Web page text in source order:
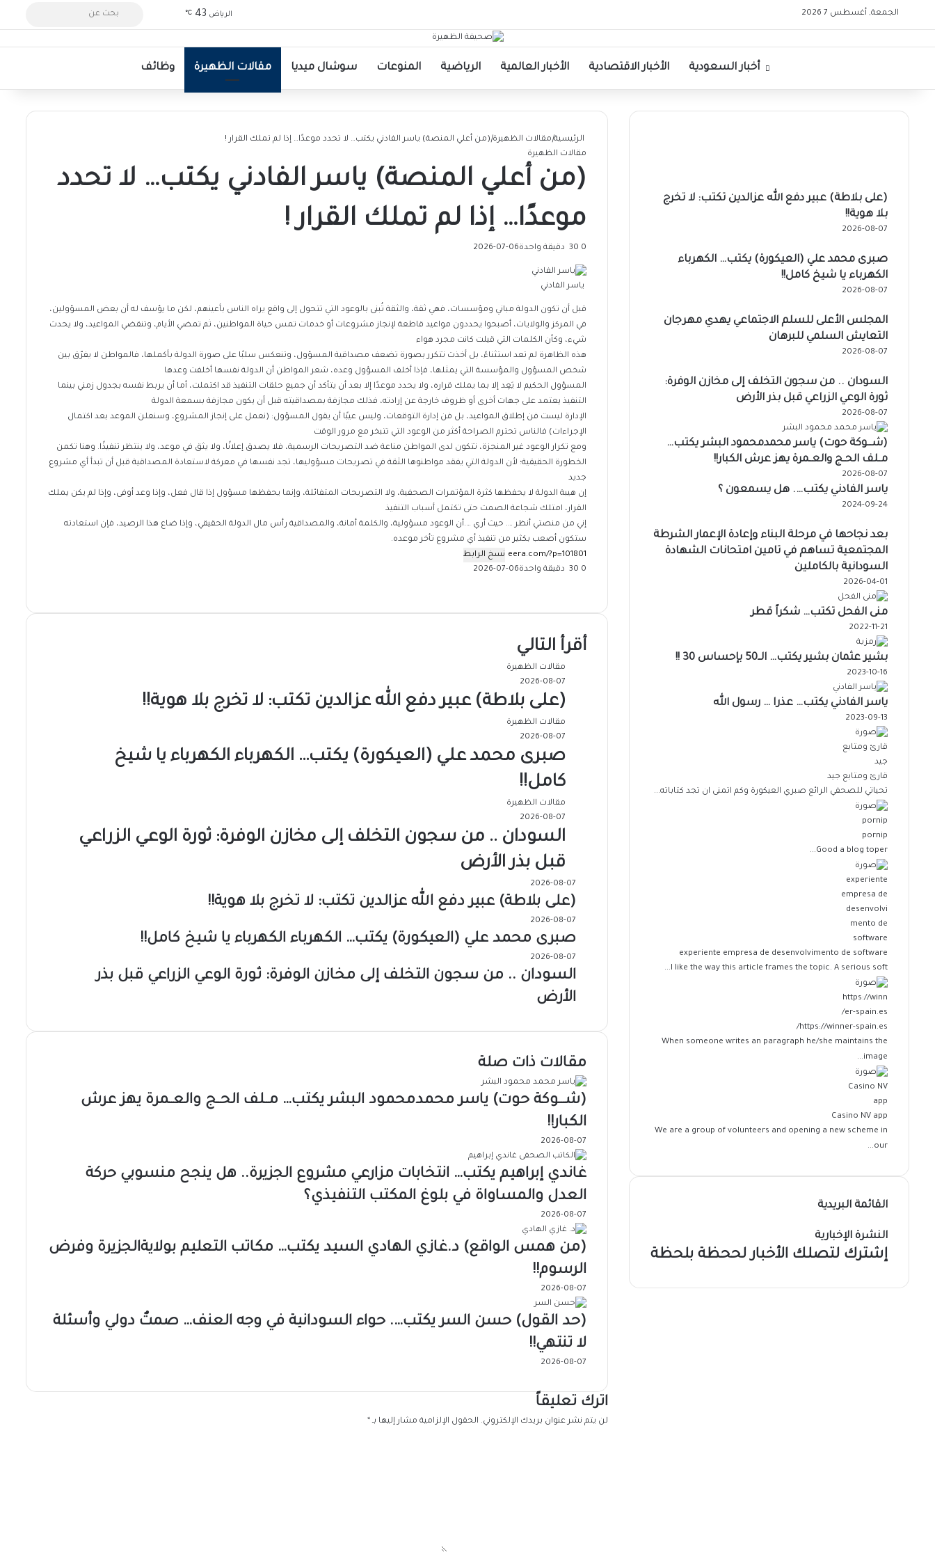
الجمعة, أغسطس 7 2026 الرياض 43
℃ تسجيل الدخول
الوضع المظلم
بحث
الرئيسيةأخبار السعودية الأخبار الاقتصادية الأخبار العالمية الرياضية المنوعات سوشال ميديا مقالات الظهيرة وظائف
الرئيسية|مقالات الظهيرة|(من أعلي المنصة) ياسر الفادني يكتب… لا تحدد موعدًا… إذا لم تملك القرار !
مقالات الظهيرة
(من أعلي المنصة) ياسر الفادني يكتب… لا تحدد
موعدًا… إذا لم تملك القرار !
2026-07-06 0 دقيقة واحدة
ياسر الفادني
قبل أن تكون الدولة مباني ومؤسسات، فهي ثقة، والثقة تُبنى بالوعود التي تتحول إلى واقع يراه الناس بأعينهم، لكن ما يؤسف له أن بعض المسؤولين،
في المركز والولايات، أصبحوا يحددون مواعيد قاطعة لإنجاز مشروعات أو خدمات تمس حياة المواطنين، ثم تمضي الأيام، وتنقضي المواعيد، ولا يحدث
شيء، وكأن الكلمات التي قيلت كانت مجرد هواء
هذه الظاهرة لم تعد استثناءً، بل أخذت تتكرر بصورة تضعف مصداقية المسؤول، وتنعكس سلبًا على صورة الدولة بأكملها، فالمواطن لا يفرّق بين
شخص المسؤول والمؤسسة التي يمثلها، فإذا أخلف المسؤول وعده، شعر المواطن أن الدولة نفسها أخلفت وعدها
المسؤول الحكيم لا يَعِد إلا بما يملك قراره، ولا يحدد موعدًا إلا بعد أن يتأكد أن جميع حلقات التنفيذ قد اكتملت، أما أن يربط نفسه بجدول زمني بينما
التنفيذ يعتمد على جهات أخرى أو ظروف خارجة عن إرادته، فذلك مجازفة بمصداقيته قبل أن يكون مجازفة بسمعة الدولة
الإدارة ليست فن إطلاق المواعيد، بل فن إدارة التوقعات، وليس عيبًا أن يقول المسؤول: (نعمل على إنجاز المشروع، وسنعلن الموعد بعد اكتمال
الإجراءات) فالناس تحترم الصراحة أكثر من الوعود التي تتبخر مع مرور الوقت
ومع تكرار الوعود غير المنجزة، تتكون لدى المواطن مناعة ضد التصريحات الرسمية، فلا يصدق إعلانًا، ولا يثق في موعد، ولا ينتظر تنفيذًا. وهنا تكمن
الخطورة الحقيقية؛ لأن الدولة التي يفقد مواطنوها الثقة في تصريحات مسؤوليها، تجد نفسها في معركة لاستعادة المصداقية قبل أن تبدأ أي مشروع
جديد
إن هيبة الدولة لا يحفظها كثرة المؤتمرات الصحفية، ولا التصريحات المتفائلة، وإنما يحفظها مسؤول إذا قال فعل، وإذا وعد أوفى، وإذا لم يكن يملك
القرار، امتلك شجاعة الصمت حتى تكتمل أسباب التنفيذ
إني من منصتي أنظر …. حيث أري ….أن الوعود مسؤولية، والكلمة أمانة، والمصداقية رأس مال الدولة الحقيقي، وإذا ضاع هذا الرصيد، فإن استعادته
ستكون أصعب بكثير من تنفيذ أي مشروع تأخر موعده.
نسخ الرابط
2026-07-06
0
دقيقة واحدة
البريد
أقرأ التالي
مقالات الظهيرة
2026-08-07
(على بلاطة) عبير دفع الله عزالدين تكتب: لا تخرج بلا هوية!!
مقالات الظهيرة
2026-08-07
صبرى محمد علي (العيكورة) يكتب… الكهرباء الكهرباء يا شيخ
كامل!!
مقالات الظهيرة
2026-08-07
السودان .. من سجون التخلف إلى مخازن الوفرة: ثورة الوعي الزراعي
قبل بذر الأرض
2026-08-07
(على بلاطة) عبير دفع الله عزالدين تكتب: لا تخرج بلا هوية!!
2026-08-07
صبرى محمد علي (العيكورة) يكتب… الكهرباء الكهرباء يا شيخ كامل!!
2026-08-07
السودان .. من سجون التخلف إلى مخازن الوفرة: ثورة الوعي الزراعي قبل بذر
الأرض
مقالات ذات صلة
(شـــوكة حوت) ياسر محمدمحمود البشر يكتب… مــلف الحــج والعــمرة يهز عرش
الكبار!!
2026-08-07
غاندي إبراهيم يكتب… انتخابات مزارعي مشروع الجزيرة.. هل ينجح منسوبي حركة
العدل والمساواة في بلوغ المكتب التنفيذي؟
2026-08-07
(من همس الواقع) د.غازي الهادي السيد يكتب… مكاتب التعليم بولايةالجزيرة وفرض
الرسوم!!
2026-08-07
(حد القول) حسن السر يكتب…. حواء السودانية في وجه العنف… صمتٌ دولي وأسئلة
لا تنتهي!!
2026-08-07
اترك تعليقاً
لن يتم نشر عنوان بريدك الإلكتروني. الحقول الإلزامية مشار إليها بـ *
(على بلاطة) عبير دفع الله عزالدين تكتب: لا تخرج
بلا هوية!!
2026-08-07
صبرى محمد علي (العيكورة) يكتب… الكهرباء
الكهرباء يا شيخ كامل!!
2026-08-07
المجلس الأعلى للسلم الاجتماعي يهدي مهرجان
التعايش السلمي للبرهان
2026-08-07
السودان .. من سجون التخلف إلى مخازن الوفرة:
ثورة الوعي الزراعي قبل بذر الأرض
2026-08-07
(شـــوكة حوت) ياسر محمدمحمود البشر يكتب…
مــلف الحــج والعــمرة يهز عرش الكبار!!
2026-08-07
ياسر الفادني يكتب…. هل يسمعون ؟
2024-09-24
بعد نجاحها في مرحلة البناء وإعادة الإعمار الشرطة
المجتمعية تساهم في تامين امتحانات الشهادة
السودانية بالكاملين
2026-04-01
منى الفحل تكتب… شكراً قطر
2022-11-21
بشير عثمان بشير يكتب… الــ50 بإحساس 30 !!
2023-10-16
ياسر الفادني يكتب… عذرا … رسول الله
2023-09-13
قارئ ومتابع جيد
تحياتي للصحفي الرائع صبري العيكورة وكم اتمنى ان تجد كتاباته...
pornip
Good a blog toper...
experiente empresa de desenvolvimento de software
I like the way this article frames the topic. A serious soft...
https://winner-spain.es/
When someone writes an paragraph he/she maintains the
image...
Casino NV app
We are a group of volunteers and opening a new scheme in
our...
القائمة البريدية
النشرة الإخبارية
إشترك لتصلك الأخبار لححظة بلحظة